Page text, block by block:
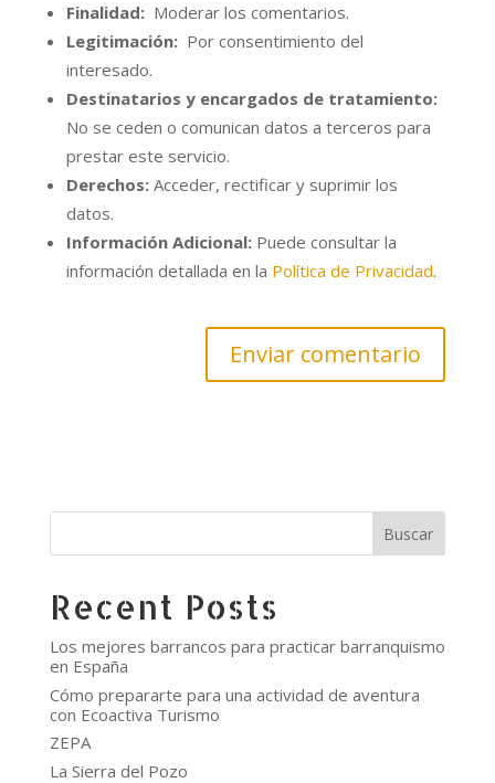
Finalidad:Moderar los comentarios.
Legitimación:Por consentimiento del
interesado.
Destinatarios y encargados de tratamiento:
No se ceden o comunican datos a terceros para
prestar este servicio.
Derechos:Acceder, rectificar y suprimir los
datos.
Información Adicional:Puede consultar la
información detallada en la Política de Privacidad.
Buscar
Recent Posts
Los mejores barrancos para practicar barranquismo
en España
Cómo prepararte para una actividad de aventura
con Ecoactiva Turismo
ZEPA
La Sierra del Pozo